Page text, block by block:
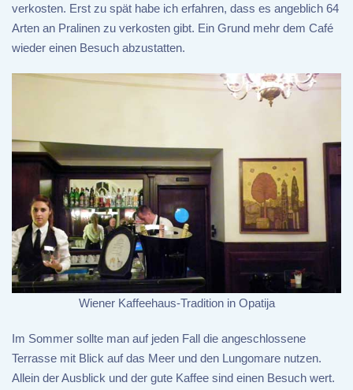
verkosten. Erst zu spät habe ich erfahren, dass es angeblich 64
Arten an Pralinen zu verkosten gibt. Ein Grund mehr dem Café
wieder einen Besuch abzustatten.
Wiener Kaffeehaus-Tradition in Opatija
Im Sommer sollte man auf jeden Fall die angeschlossene
Terrasse mit Blick auf das Meer und den Lungomare nutzen.
Allein der Ausblick und der gute Kaffee sind einen Besuch wert.